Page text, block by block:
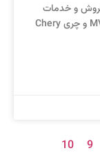
و خدمات
پس از فروش (تعمیرات) خودروهای ام وی ام MVM و چری Chery
9
10